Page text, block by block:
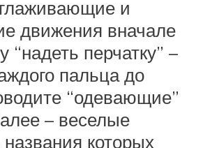
и
движения вначале
“надеть перчатку” –
пальца до
“одевающие”
– веселые
которых